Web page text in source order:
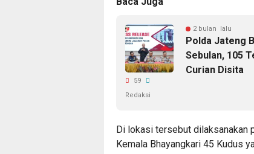
2 bulan lalu
Polda Jateng
Sebulan, 105
Curian Disita
59
Redaksi
Di lokasi tersebut dilaksanakan
Kemala Bhayangkari 45 Kudus